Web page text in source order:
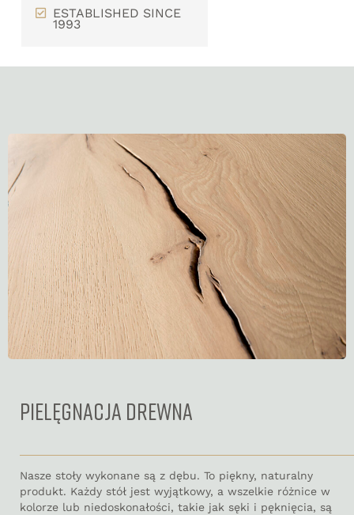
ESTABLISHED SINCE
1993
PIELĘGNACJA DREWNA
Nasze stoły wykonane są z dębu. To piękny, naturalny
produkt. Każdy stół jest wyjątkowy, a wszelkie różnice w
kolorze lub niedoskonałości, takie jak sęki i pęknięcia, są